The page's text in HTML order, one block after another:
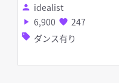
person idealist
play_arrow 6,900 favorite 247
sell ダンス有り